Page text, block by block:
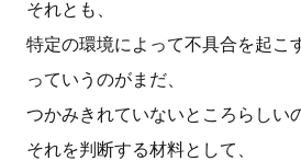
それとも、
特定の環境によって不具合を起こ
っていうのがまだ、
つかみきれていないところらしい
それを判断する材料として、